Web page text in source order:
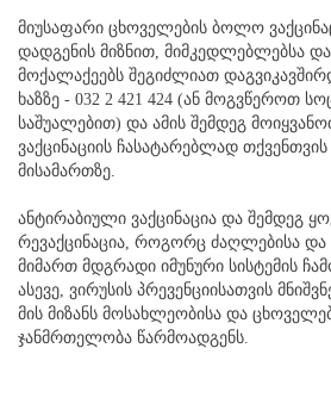
მიუსაფარი ცხოველების ბოლო
დადგენის მიზნით, მიმკედლებლებსა
მოქალაქეებს შეგიძლიათ
ხაზზე - 032 2 421 424 (ან მოგვწეროთ
საშუალებით) და ამის შემდეგ
ვაქცინაციის ჩასატარებლად
მისამართზე.
ანტირაბიული ვაქცინაცია და შემდეგ
რევაქცინაცია, როგორც ძაღლებისა და
მიმართ მდგრადი იმუნური სისტემის
ასევე, ვირუსის პრევენციისათვის
მის მიზანს მოსახლეობისა და
ჯანმრთელობა წარმოადგენს.